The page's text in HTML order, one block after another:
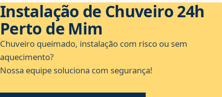
Instalação de Chuveiro 24h
Perto de Mim
Chuveiro queimado, instalação com risco ou sem
aquecimento?
Nossa equipe soluciona com segurança!